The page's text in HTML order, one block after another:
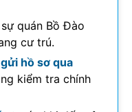
quán Bồ Đào
cư trú.
gửi hồ sơ qua
kiểm tra chính